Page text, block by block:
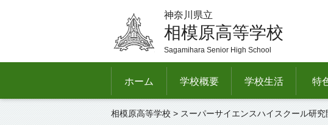
神奈川県立
相模原高等学校
Sagamihara Senior High School
ホーム 学校概要 学校生活 特
相模原高等学校 > スーパーサイエンスハイスクール研